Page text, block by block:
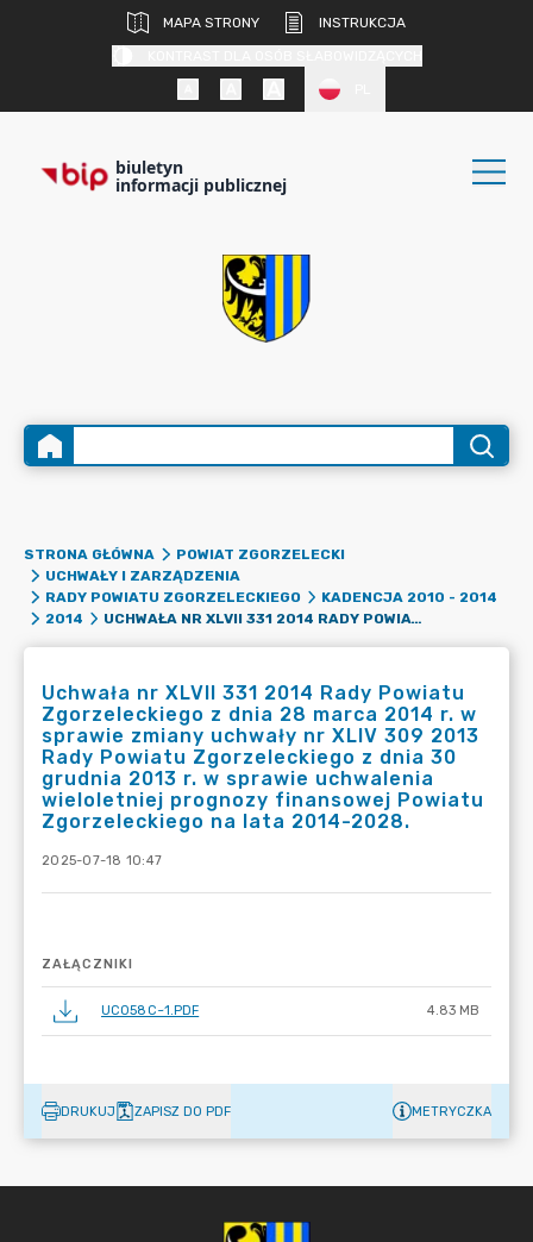
MAPA STRONY
INSTRUKCJA
biuletyn
informacji publicznej
STRONA GŁÓWNA
POWIAT ZGORZELECKI
UCHWAŁY I ZARZĄDZENIA
RADY POWIATU ZGORZELECKIEGO
KADENCJA 2010 - 2014
2014
UCHWAŁA NR XLVII 331 2014 RADY POWIATU ZGORZELECKIEGO Z DNIA 28 MARCA 2014 R. W SPRAWIE ZMIANY UCHWAŁY NR XLIV 309 2013 RADY POWIATU ZGORZELECKIEGO Z DNIA 30 GRUDNIA 2013 R. W SPRAWIE UCHWALENIA WIELOLETNIEJ PROGNOZY FINANSOWEJ POWIATU ZGORZELECKIEGO NA LATA 2014-2028.
Uchwała nr XLVII 331 2014 Rady Powiatu
Zgorzeleckiego z dnia 28 marca 2014 r. w
sprawie zmiany uchwały nr XLIV 309 2013
Rady Powiatu Zgorzeleckiego z dnia 30
grudnia 2013 r. w sprawie uchwalenia
wieloletniej prognozy finansowej Powiatu
Zgorzeleckiego na lata 2014-2028.
2025-07-18 10:47
ZAŁĄCZNIKI
UC058C~1.PDF 4.83 MB
DRUKUJ ZAPISZ DO PDF METRYCZKA